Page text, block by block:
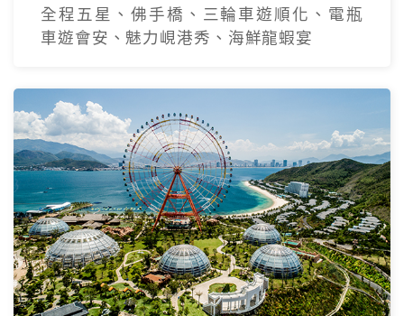
全程五星、佛手橋、三輪車遊順化、電瓶
車遊會安、魅力峴港秀、海鮮龍蝦宴